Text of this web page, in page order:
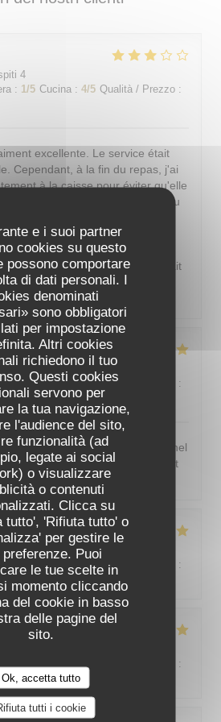
e i suoi partner
cookies su questo
possono comportare
di dati personali. I
denominati
sono obbligatori
per impostazione
Altri cookies
richiedono il tuo
Questi cookies
servono per
la tua navigazione,
l'audience del sito,
funzionalità (ad
legate ai social
o visualizzare
o contenuti
Clicca su
tutto', 'Rifiuta tutto' o
per gestire le
preferenze. Puoi
le tue scelte in
momento cliccando
del cookie in basso
delle pagine del
sito.
Ok, accetta tutto
tutti i cookie
4
: 1/5 Cucina : 4/5 Qualità / Prezzo :
excellente. Le service était
Cependant, à la fin du repas, j'ai
à la caisse pour éviter qu'elle
Or, en partant, un serveur peu
et, après le malentendu,
correctement. De plus, en
indispensable de pouvoir se
n'est pas possible, il faudrait
J'aimerais dîner sans avoir
un sauna.
4
: 5 /5 Cucina : 5/5 Qualità / Prezzo
:
bien présentés, le personnel
souriant, attentionné et
sans hésiter !
2
: 5 /5 Cucina: 5/5 Qualità / Prezzo
:
: 5/5 Cucina: 5/5
: